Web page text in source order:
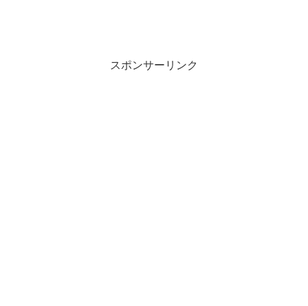
スポンサーリンク